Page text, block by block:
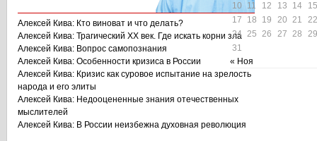
Алексей Кива: Кто виноват и что делать?
Алексей Кива: Трагический XX век. Где искать корни зла
Алексей Кива: Вопрос самопознания
Алексей Кива: Особенности кризиса в России
Алексей Кива: Кризис как суровое испытание на зрелость
народа и его элиты
Алексей Кива: Недооцененные знания отечественных
мыслителей
Алексей Кива: В России неизбежна духовная революция
10
11 12 13 14
15
17
18 19 20 21
22
24 25 26 27 28
29
31
« Ноя